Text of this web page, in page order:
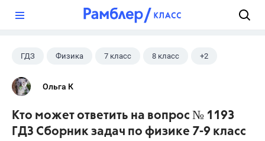
ГДЗ Физика 7 класс 8 класс +2
9 класс
Ольга К
Кто может ответить на вопрос № 1193
ГДЗ Сборник задач по физике 7-9 класс